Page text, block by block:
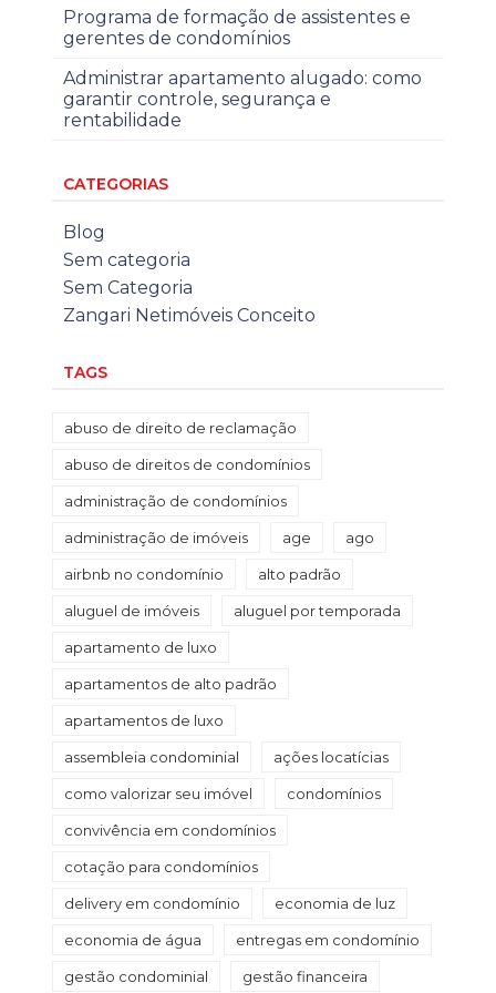
Programa de formação de assistentes e
gerentes de condomínios
Administrar apartamento alugado: como
garantir controle, segurança e
rentabilidade
CATEGORIAS
Blog
Sem categoria
Sem Categoria
Zangari Netimóveis Conceito
TAGS
abuso de direito de reclamação
abuso de direitos de condomínios
administração de condomínios
administração de imóveis age ago
airbnb no condomínio alto padrão
aluguel de imóveis aluguel por temporada
apartamento de luxo
apartamentos de alto padrão
apartamentos de luxo
assembleia condominial ações locatícias
como valorizar seu imóvel condomínios
convivência em condomínios
cotação para condomínios
delivery em condomínio economia de luz
economia de água entregas em condomínio
gestão condominial gestão financeira